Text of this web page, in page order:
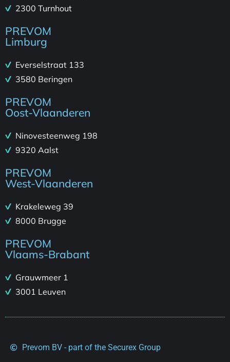
2300 Turnhout
PREVOM
Limburg
Everselstraat 133
3580 Beringen
PREVOM
Oost-Vlaanderen
Ninovesteenweg 198
9320 Aalst
PREVOM
West-Vlaanderen
Krakeleweg 39
8000 Brugge
PREVOM
Vlaams-Brabant
Grauwmeer 1
3001 Leuven
Prevom BV - part of the Securex Group